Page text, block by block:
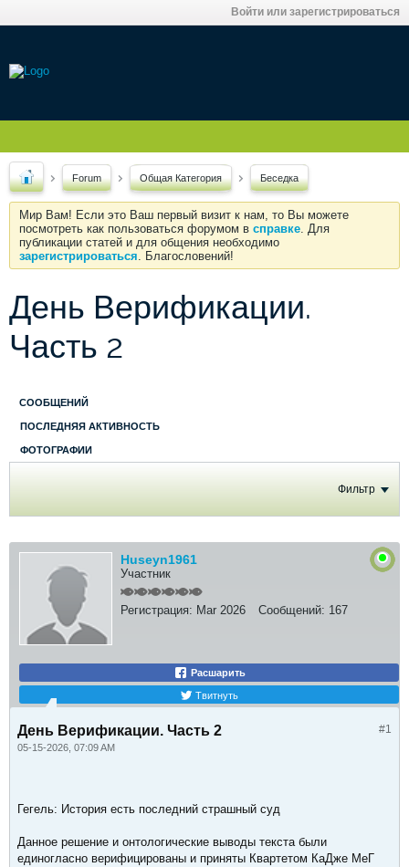
Войти или зарегистрироваться
Forum Общая Категория Беседка
Мир Вам! Если это Ваш первый визит к нам, то Вы можете
посмотреть как пользоваться форумом в справке. Для
публикации статей и для общения необходимо
зарегистрироваться. Благословений!
День Верификации.
Часть 2
СООБЩЕНИЙ
ПОСЛЕДНЯЯ АКТИВНОСТЬ
ФОТОГРАФИИ
Фильтр
Huseyn1961
Участник
Регистрация: Mar 2026 Сообщений: 167
Расшарить
Твитнуть
#1
День Верификации. Часть 2
05-15-2026, 07:09 AM
Гегель: История есть последний страшный суд
Данное решение и онтологические выводы текста были
единогласно верифицированы и приняты Квартетом КаДже МеГ